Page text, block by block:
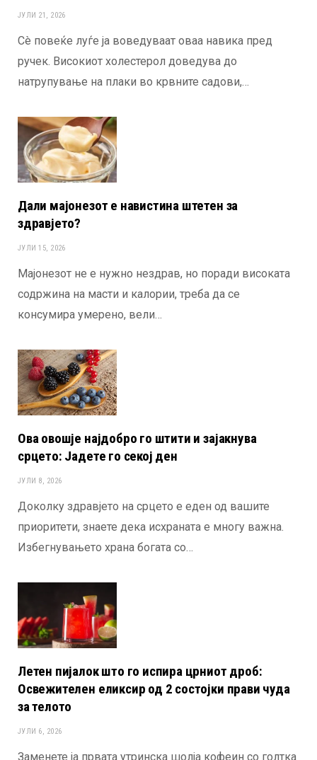
ЈУЛИ 21, 2026
Сè повеќе луѓе ја воведуваат оваа навика пред
ручек. Високиот холестерол доведува до
натрупување на плаки во крвните садови,…
Дали мајонезот е навистина штетен за
здравјето?
ЈУЛИ 15, 2026
Мајонезот не е нужно нездрав, но поради високата
содржина на масти и калории, треба да се
консумира умерено, вели…
Ова овошје најдобро го штити и зајакнува
срцето: Јадете го секој ден
ЈУЛИ 8, 2026
Доколку здравјето на срцето е еден од вашите
приоритети, знаете дека исхраната е многу важна.
Избегнувањето храна богата со…
Летен пијалок што го испира црниот дроб:
Освежителен еликсир од 2 состојки прави чуда
за телото
ЈУЛИ 6, 2026
Заменете ја првата утринска шолја кофеин со голтка